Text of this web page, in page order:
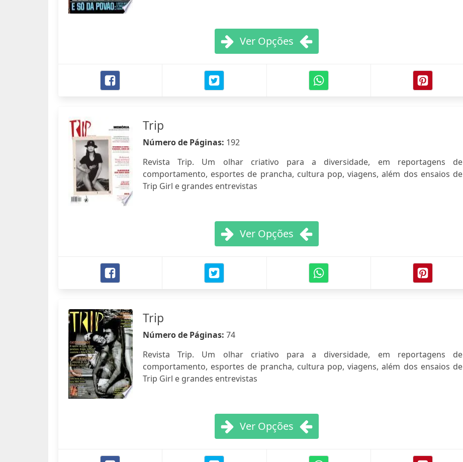
Ver Opções
Trip
Número de Páginas: 192
Revista Trip. Um olhar criativo para a diversidade, em reportagens de
comportamento, esportes de prancha, cultura pop, viagens, além dos ensaios de
Trip Girl e grandes entrevistas
Ver Opções
Trip
Número de Páginas: 74
Revista Trip. Um olhar criativo para a diversidade, em reportagens de
comportamento, esportes de prancha, cultura pop, viagens, além dos ensaios de
Trip Girl e grandes entrevistas
Ver Opções